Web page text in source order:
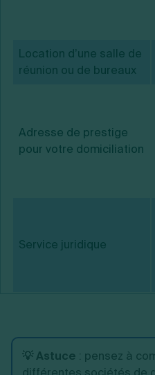
Location d’une salle de
réunion ou de bureaux
Adresse de prestige
pour votre domiciliation
Service juridique
💡 Astuce : pensez à